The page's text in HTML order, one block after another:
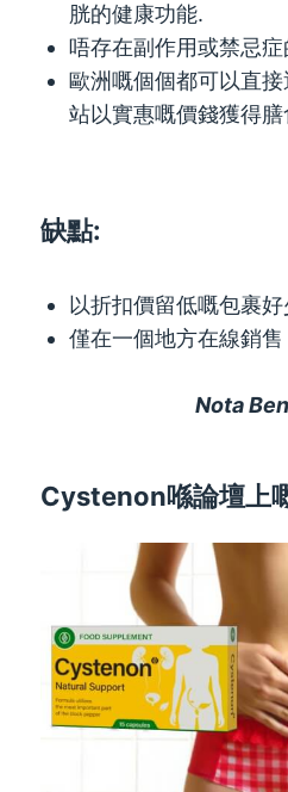
胱的健康功能.
唔存在副作用或禁忌
歐洲嘅個個都可以直
站以實惠嘅價錢獲得
缺點:
以折扣價留低嘅包裹好
僅在一個地方在線銷售
Nota
Cystenon喺論壇上